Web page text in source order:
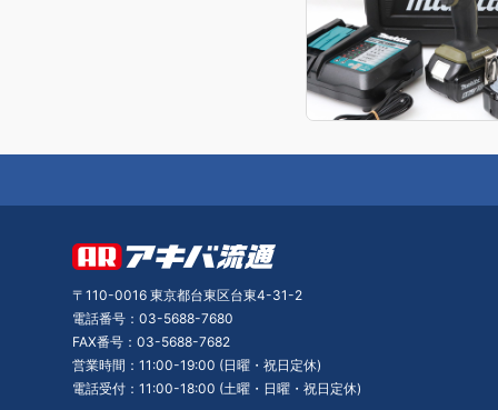
〒110-0016 東京都台東区台東4-31-2
電話番号：03-5688-7680
FAX番号：03-5688-7682
営業時間：11:00-19:00 (日曜・祝日定休)
電話受付：11:00-18:00 (土曜・日曜・祝日定休)